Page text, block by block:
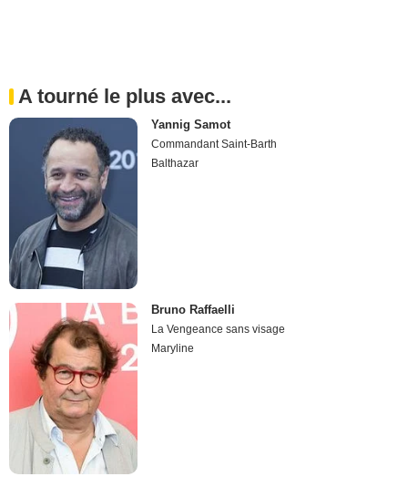
A tourné le plus avec...
Yannig Samot
Commandant Saint-Barth
Balthazar
Bruno Raffaelli
La Vengeance sans visage
Maryline